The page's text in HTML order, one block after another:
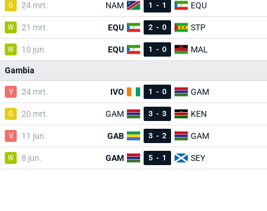
G 24 mrt. NAM 1 - 1 EQU
W 21 mrt. EQU 2 - 0 STP
W 10 jun. EQU 1 - 0 MAL
Gambia
V 24 mrt. IVO 1 - 0 GAM
G 20 mrt. GAM 3 - 3 KEN
V 11 jun. GAB 3 - 2 GAM
W 8 jun. GAM 5 - 1 SEY